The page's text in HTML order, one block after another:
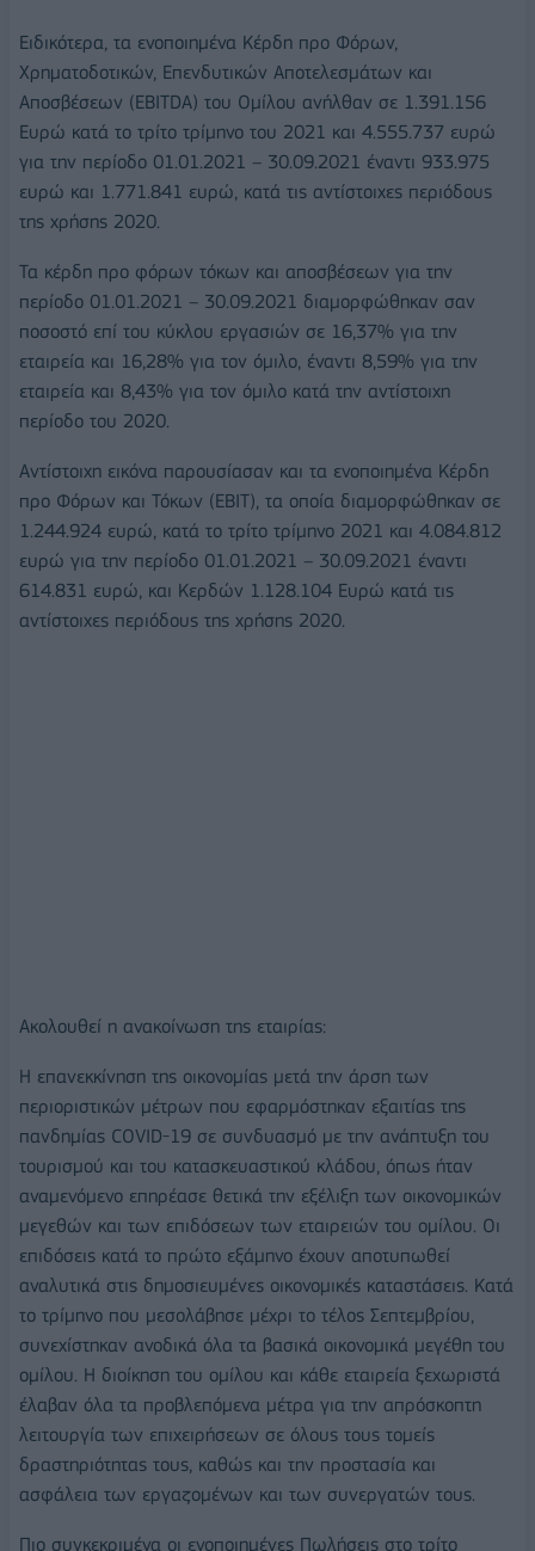
Ειδικότερα, τα ενοποιημένα Κέρδη προ Φόρων,
Χρηματοδοτικών, Επενδυτικών Αποτελεσμάτων και
Αποσβέσεων (EBITDA) του Ομίλου ανήλθαν σε 1.391.156
Ευρώ κατά το τρίτο τρίμηνο του 2021 και 4.555.737 ευρώ
για την περίοδο 01.01.2021 – 30.09.2021 έναντι 933.975
ευρώ και 1.771.841 ευρώ, κατά τις αντίστοιχες περιόδους
της χρήσης 2020.
Τα κέρδη προ φόρων τόκων και αποσβέσεων για την
περίοδο 01.01.2021 – 30.09.2021 διαμορφώθηκαν σαν
ποσοστό επί του κύκλου εργασιών σε 16,37% για την
εταιρεία και 16,28% για τον όμιλο, έναντι 8,59% για την
εταιρεία και 8,43% για τον όμιλο κατά την αντίστοιχη
περίοδο του 2020.
Αντίστοιχη εικόνα παρουσίασαν και τα ενοποιημένα Κέρδη
προ Φόρων και Τόκων (EBIT), τα οποία διαμορφώθηκαν σε
1.244.924 ευρώ, κατά το τρίτο τρίμηνο 2021 και 4.084.812
ευρώ για την περίοδο 01.01.2021 – 30.09.2021 έναντι
614.831 ευρώ, και Κερδών 1.128.104 Ευρώ κατά τις
αντίστοιχες περιόδους της χρήσης 2020.
Ακολουθεί η ανακοίνωση της εταιρίας:
Η επανεκκίνηση της οικονομίας μετά την άρση των
περιοριστικών μέτρων που εφαρμόστηκαν εξαιτίας της
πανδημίας COVID-19 σε συνδυασμό με την ανάπτυξη του
τουρισμού και του κατασκευαστικού κλάδου, όπως ήταν
αναμενόμενο επηρέασε θετικά την εξέλιξη των οικονομικών
μεγεθών και των επιδόσεων των εταιρειών του ομίλου. Οι
επιδόσεις κατά το πρώτο εξάμηνο έχουν αποτυπωθεί
αναλυτικά στις δημοσιευμένες οικονομικές καταστάσεις. Κατά
το τρίμηνο που μεσολάβησε μέχρι το τέλος Σεπτεμβρίου,
συνεχίστηκαν ανοδικά όλα τα βασικά οικονομικά μεγέθη του
ομίλου. Η διοίκηση του ομίλου και κάθε εταιρεία ξεχωριστά
έλαβαν όλα τα προβλεπόμενα μέτρα για την απρόσκοπτη
λειτουργία των επιχειρήσεων σε όλους τους τομείς
δραστηριότητας τους, καθώς και την προστασία και
ασφάλεια των εργαζομένων και των συνεργατών τους.
Πιο συγκεκριμένα οι ενοποιημένες Πωλήσεις στο τρίτο